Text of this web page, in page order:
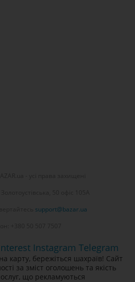
support@bazar.ua
Instagram Telegram
карту, бережіться шахраїв! Сайт
за зміст оголошень та якість
що рекламуються